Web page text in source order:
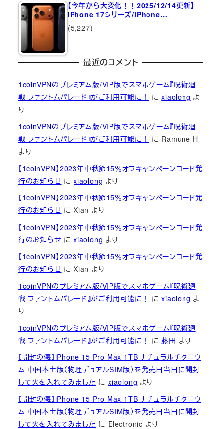
【今年から大変化！！2025/12/14更新】
iPhone 17シリーズ/iPhone…
(5,227)
最近のコメント
1coinVPNのプレミアム版/VIP版でスマホゲーム『呪術廻
戦 ファントムパレード』がご利用可能に！
にxiaolong よ
り
1coinVPNのプレミアム版/VIP版でスマホゲーム『呪術廻
戦 ファントムパレード』がご利用可能に！
に Ramune H
より
【1coinVPN】2023年中秋節15％オフキャンペーンコード発
行のお知らせ にxiaolong より
【1coinVPN】2023年中秋節15％オフキャンペーンコード発
行のお知らせ にXian より
【1coinVPN】2023年中秋節15％オフキャンペーンコード発
行のお知らせ にxiaolong より
【1coinVPN】2023年中秋節15％オフキャンペーンコード発
行のお知らせ にXian より
1coinVPNのプレミアム版/VIP版でスマホゲーム『呪術廻
戦 ファントムパレード』がご利用可能に！
にxiaolong よ
り
1coinVPNのプレミアム版/VIP版でスマホゲーム『呪術廻
戦 ファントムパレード』がご利用可能に！
に藤田 より
【開封の儀】iPhone 15 Pro Max 1TB ナチュラルチタニウ
ム 中国本土版（物理デュアルSIM版）を発売日当日に開封
して火を入れてみました にxiaolong より
【開封の儀】iPhone 15 Pro Max 1TB ナチュラルチタニウ
ム 中国本土版（物理デュアルSIM版）を発売日当日に開封
して火を入れてみました に Electronic より